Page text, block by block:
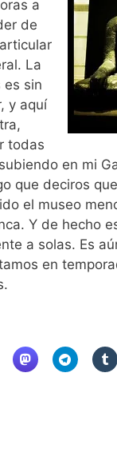
a
de
La
es sin
y aquí
todas
en mi
que deciros
el museo
Y de hecho
a solas. Es
en